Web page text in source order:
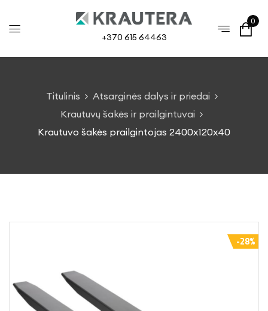
+370 615 64463
0
Titulinis
Atsarginės dalys ir priedai
Krautuvų šakės ir prailgintuvai
Krautuvo šakės prailgintojas 2400x120x40
-28%